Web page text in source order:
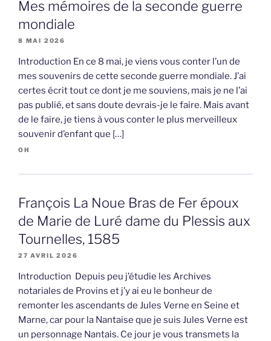
Mes mémoires de la seconde guerre
mondiale
8 MAI 2026
Introduction En ce 8 mai, je viens vous conter l’un de
mes souvenirs de cette seconde guerre mondiale. J’ai
certes écrit tout ce dont je me souviens, mais je ne l’ai
pas publié, et sans doute devrais-je le faire. Mais avant
de le faire, je tiens à vous conter le plus merveilleux
souvenir d’enfant que […]
OH
François La Noue Bras de Fer époux
de Marie de Luré dame du Plessis aux
Tournelles, 1585
27 AVRIL 2026
Introduction Depuis peu j’étudie les Archives
notariales de Provins et j’y ai eu le bonheur de
remonter les ascendants de Jules Verne en Seine et
Marne, car pour la Nantaise que je suis Jules Verne est
un personnage Nantais. Ce jour je vous transmets la